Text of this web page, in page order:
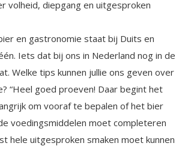
volheid, diepgang en uitgesproken
en gastronomie staat bij Duits en
Iets dat bij ons in Nederland nog in de
Welke tips kunnen jullie ons geven over
“Heel goed proeven! Daar begint het
om vooraf te bepalen of het bier
voedingsmiddelen moet completeren
hele uitgesproken smaken moet kunnen